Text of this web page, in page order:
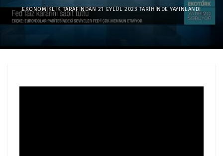
EKONOMIKLIKTARAFINDAN 21 EYLÜL 2023TARIHINDE YAYINLANDI